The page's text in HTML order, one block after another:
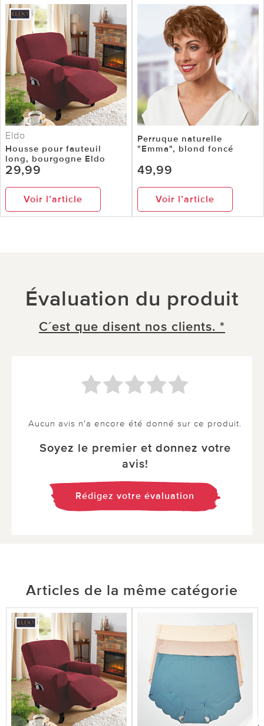
Eldo
Housse pour fauteuil
long, bourgogne Eldo
29,99
Voir l’article
Perruque naturelle
"Emma", blond foncé
49,99
Voir l’article
Évaluation du produit
C´est que disent nos clients. *
Aucun avis n'a encore été donné sur ce produit.
Soyez le premier et donnez votre
avis!
Rédigez votre évaluation
Articles de la même catégorie